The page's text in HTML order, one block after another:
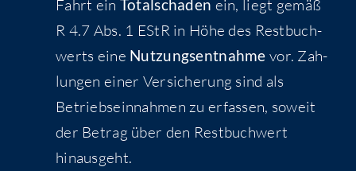
Fahrt ein Total­scha­den ein, liegt gemäß
R 4.7 Abs. 1 EStR in Höhe des Rest­buch­
werts eine Nut­zungs­ent­nah­me vor. Zah­
lun­gen einer Ver­si­che­rung sind als
Betriebs­ein­nah­men zu erfas­sen, soweit
der Betrag über den Rest­buch­wert
hinausgeht.